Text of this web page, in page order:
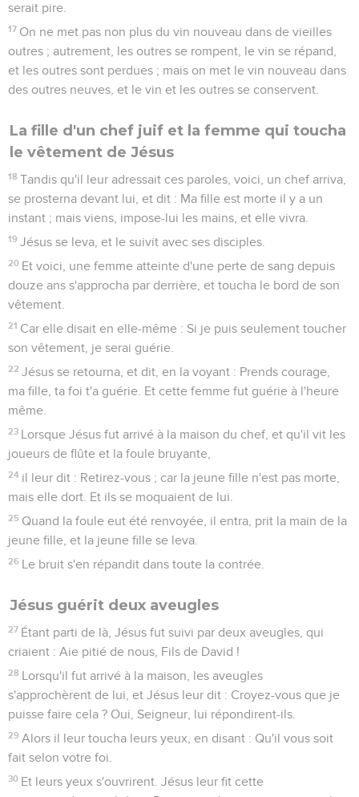
serait pire.
17 On ne met pas non plus du vin nouveau dans de vieilles
outres ; autrement, les outres se rompent, le vin se répand,
et les outres sont perdues ; mais on met le vin nouveau dans
des outres neuves, et le vin et les outres se conservent.
La fille d'un chef juif et la femme qui toucha
le vêtement de Jésus
18 Tandis qu'il leur adressait ces paroles, voici, un chef arriva,
se prosterna devant lui, et dit : Ma fille est morte il y a un
instant ; mais viens, impose-lui les mains, et elle vivra.
19 Jésus se leva, et le suivit avec ses disciples.
20 Et voici, une femme atteinte d'une perte de sang depuis
douze ans s'approcha par derrière, et toucha le bord de son
vêtement.
21 Car elle disait en elle-même : Si je puis seulement toucher
son vêtement, je serai guérie.
22 Jésus se retourna, et dit, en la voyant : Prends courage,
ma fille, ta foi t'a guérie. Et cette femme fut guérie à l'heure
même.
23 Lorsque Jésus fut arrivé à la maison du chef, et qu'il vit les
joueurs de flûte et la foule bruyante,
24 il leur dit : Retirez-vous ; car la jeune fille n'est pas morte,
mais elle dort. Et ils se moquaient de lui.
25 Quand la foule eut été renvoyée, il entra, prit la main de la
jeune fille, et la jeune fille se leva.
26 Le bruit s'en répandit dans toute la contrée.
Jésus guérit deux aveugles
27 Étant parti de là, Jésus fut suivi par deux aveugles, qui
criaient : Aie pitié de nous, Fils de David !
28 Lorsqu'il fut arrivé à la maison, les aveugles
s'approchèrent de lui, et Jésus leur dit : Croyez-vous que je
puisse faire cela ? Oui, Seigneur, lui répondirent-ils.
29 Alors il leur toucha leurs yeux, en disant : Qu'il vous soit
fait selon votre foi.
30 Et leurs yeux s'ouvrirent. Jésus leur fit cette